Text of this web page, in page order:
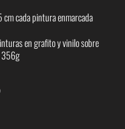
cada pintura enmarcada
en grafito y vinilo sobre
356g